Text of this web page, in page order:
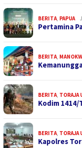
BERITA, PAPUA
Pertamina
BERITA,
BERITA, TORAJA
Kodim
BERITA, TORAJA
Kapolres